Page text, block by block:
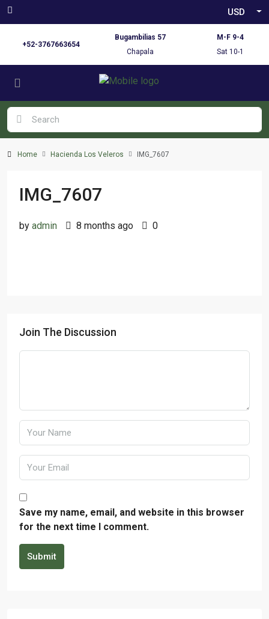
USD
+52-3767663654
Bugambilias 57
Chapala
M-F 9-4
Sat 10-1
Home Hacienda Los Veleros IMG_7607
IMG_7607
by admin 8 months ago 0
Join The Discussion
Save my name, email, and website in this browser
for the next time I comment.
Submit